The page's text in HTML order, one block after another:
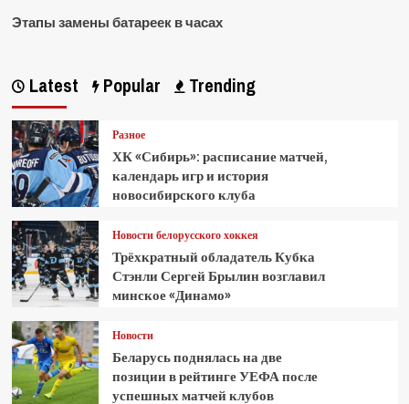
Этапы замены батареек в часах
Latest Popular Trending
Разное
ХК «Сибирь»: расписание матчей,
календарь игр и история
новосибирского клуба
Новости белорусского хоккея
Трёхкратный обладатель Кубка
Стэнли Сергей Брылин возглавил
минское «Динамо»
Новости
Беларусь поднялась на две
позиции в рейтинге УЕФА после
успешных матчей клубов